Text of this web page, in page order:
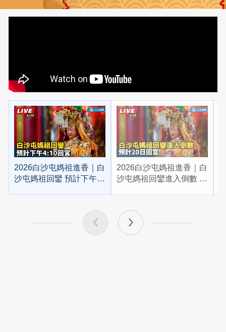
2026白沙屯媽祖進香｜白
沙屯媽祖回鑾 預計下午
2026白沙屯媽祖進香｜白
沙屯媽祖回鑾進入倒數 預